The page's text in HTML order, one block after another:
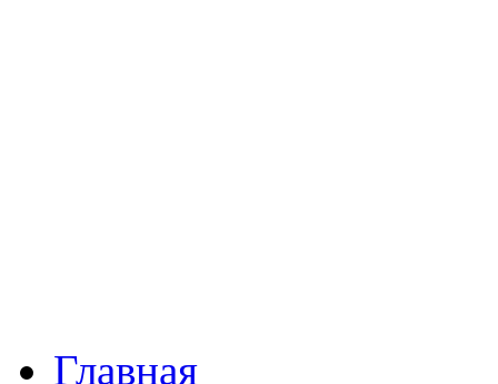
Главная